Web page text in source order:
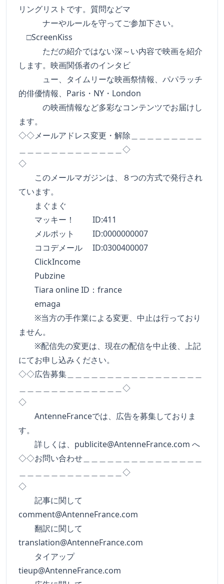
リングリストです。質問などマ
ナーやルールを守ってご参加下さい。
□ScreenKiss
ただの紹介ではない深～い内容で映画を紹介
します。映画関係者のインタビ
ュー、タイムリーな映画祭情報、パパラッチ
的俳優情報、Paris・NY・London
の映画情報など多彩なコンテンツでお届けし
ます。
◇◇メールアドレス変更・解除＿＿＿＿＿＿＿＿＿
＿＿＿＿＿＿＿＿＿＿＿＿＿◇
◇
このメールマガジンは、８つの方式で発行され
ています。
まぐまぐ
マッキー！ ID:411
メルポット ID:0000000007
ココデメール ID:0300400007
ClickIncome
Pubzine
Tiara online ID：france
emaga
※当方の手作業による変更、中止は行っており
ません。
※配信先の変更は、現在の配信を中止後、上記
にてお申し込みください。
◇◇広告募集＿＿＿＿＿＿＿＿＿＿＿＿＿＿＿＿＿
＿＿＿＿＿＿＿＿＿＿＿＿＿◇
◇
AntenneFranceでは、広告を募集しておりま
す。
詳しくは、 publicite@AntenneFrance.com へ
◇◇お問い合わせ＿＿＿＿＿＿＿＿＿＿＿＿＿＿＿
＿＿＿＿＿＿＿＿＿＿＿＿＿◇
◇
記事に関して
comment@AntenneFrance.com
翻訳に関して
translation@AntenneFrance.com
タイアップ
tieup@AntenneFrance.com